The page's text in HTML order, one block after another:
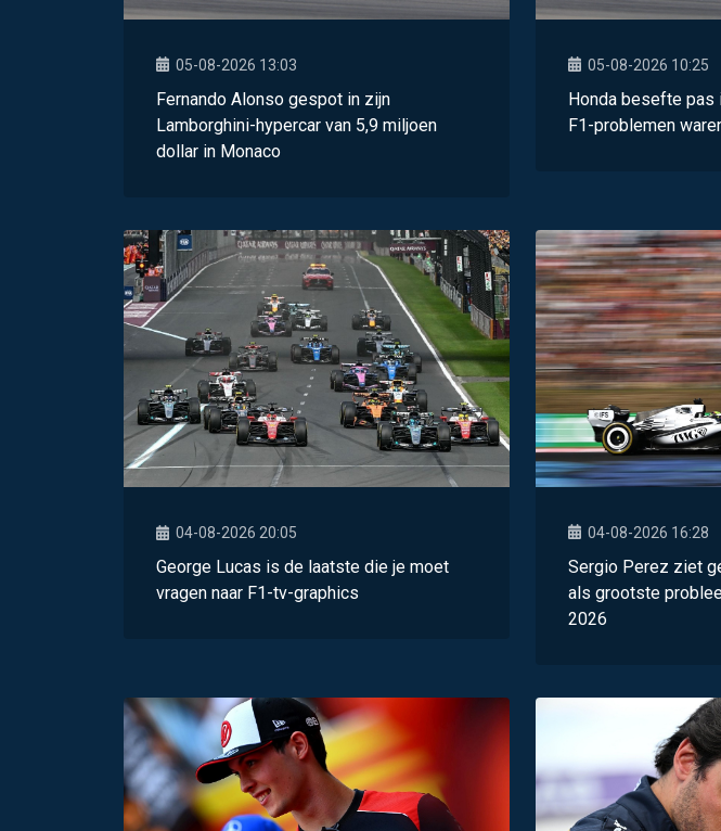
05-08-2026 13:03
Fernando Alonso gespot in zijn
Lamborghini-hypercar van 5,9 miljoen
dollar in Monaco
05-08-2026 10:25
Honda besefte pas
F1-problemen
04-08-2026 20:05
George Lucas is de laatste die je moet
vragen naar F1-tv-graphics
04-08-2026 16:28
Sergio Perez ziet
als grootste
2026